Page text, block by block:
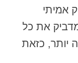
אמיתי
את כל
יותר, כזאת